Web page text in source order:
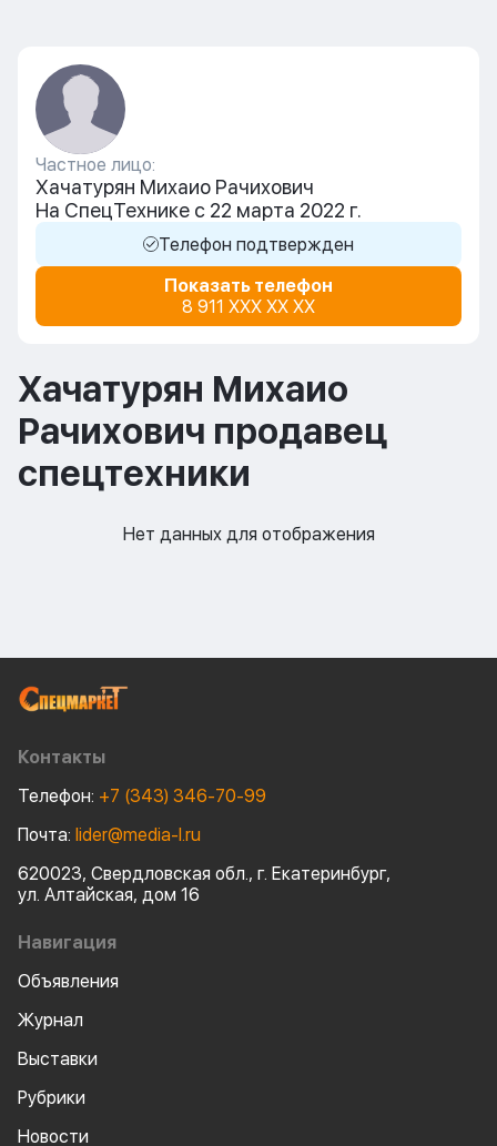
Частное лицо:
Хачатурян Михаио Рачихович
На СпецТехнике с 22 марта 2022 г.
Телефон подтвержден
Показать телефон
8 911 XXX XX XX
Хачатурян Михаио
Рачихович продавец
спецтехники
Нет данных для отображения
Навигация
Объявления
Журнал
Выставки
Рубрики
Новости
Контакты
Телефон: +7 (343) 346-70-99
Почта: lider@media-l.ru
620023, Свердловская обл., г. Екатеринбург,
ул. Алтайская, дом 16